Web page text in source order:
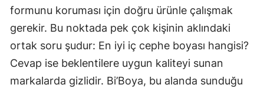
formunu koruması için doğru ürünle çalışmak
gerekir. Bu noktada pek çok kişinin aklındaki
ortak soru şudur: En iyi iç cephe boyası hangisi?
Cevap ise beklentilere uygun kaliteyi sunan
markalarda gizlidir. Bi’Boya, bu alanda sunduğu